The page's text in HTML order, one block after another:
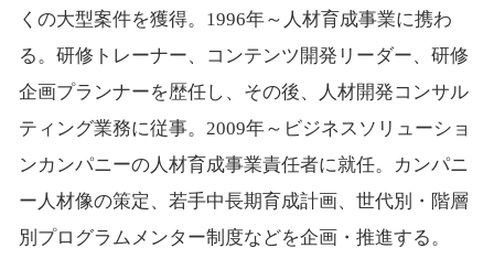
くの大型案件を獲得。1996年～人材育成事業に携わ
る。研修トレーナー、コンテンツ開発リーダー、研修
企画プランナーを歴任し、その後、人材開発コンサル
ティング業務に従事。2009年～ビジネスソリューショ
ンカンパニーの人材育成事業責任者に就任。カンパニ
ー人材像の策定、若手中長期育成計画、世代別・階層
別プログラムメンター制度などを企画・推進する。